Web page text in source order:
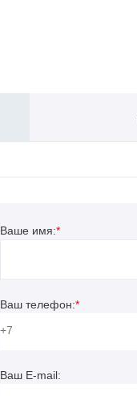
Ваше имя:*
Ваш телефон:*
Ваш E-mail: